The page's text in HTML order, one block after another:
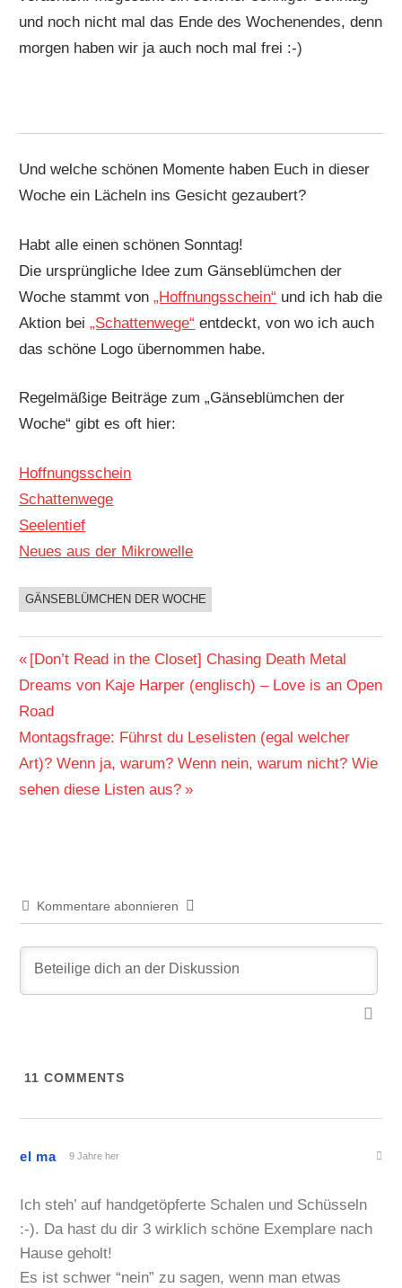
und noch nicht mal das Ende des Wochenendes, denn
morgen haben wir ja auch noch mal frei :-)
Und welche schönen Momente haben Euch in dieser
Woche ein Lächeln ins Gesicht gezaubert?
Habt alle einen schönen Sonntag!
Die ursprüngliche Idee zum Gänseblümchen der
Woche stammt von„Hoffnungsschein“ und ich hab die
Aktion bei„Schattenwege“ entdeckt, von wo ich auch
das schöne Logo übernommen habe.
Regelmäßige Beiträge zum „Gänseblümchen der
Woche“ gibt es oft hier:
Hoffnungsschein
Schattenwege
Seelentief
Neues aus der Mikrowelle
BUCHIGES
GÄNSEBLÜMCHEN DER WOCHE
Beitragsnavigation
Vorheriger
Beitrag:
[Don’t Read in the Closet] Chasing Death Metal
Dreams von Kaje Harper (englisch) – Love is an Open
Road
Nächster
Beitrag:
Montagsfrage: Führst du Leselisten (egal welcher
Art)? Wenn ja, warum? Wenn nein, warum nicht? Wie
sehen diese Listen aus?
Kommentare abonnieren
11 COMMENTS
el ma 9 Jahre her
Ich steh’ auf handgetöpferte Schalen und Schüsseln
:-). Da hast du dir 3 wirklich schöne Exemplare nach
Hause geholt!
Es ist schwer “nein” zu sagen, wenn man etwas